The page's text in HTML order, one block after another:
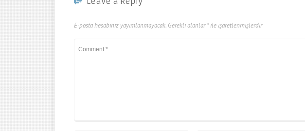
E-posta hesabınız yayımlanmayacak. Gerekli alanlar*ile işaretlenmişlerdir